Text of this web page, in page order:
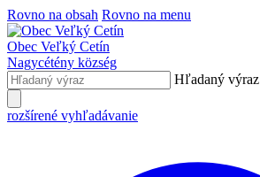
Rovno na obsah Rovno na menu
Obec Veľký Cetín
Nagycétény község
Hľadaný výraz
rozšírené vyhľadávanie